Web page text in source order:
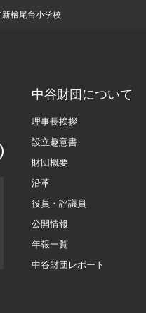
新檜尾台小学校
中谷財団について
理事長挨拶
設立趣意書
財団概要
沿革
役員・評議員
公開情報
年報一覧
中谷財団レポート